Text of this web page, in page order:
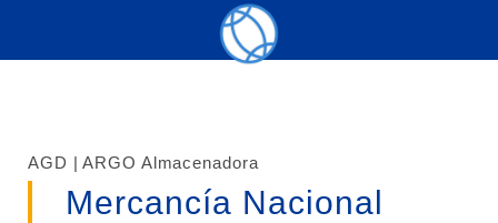
AGD | ARGO Almacenadora
Mercancía Nacional